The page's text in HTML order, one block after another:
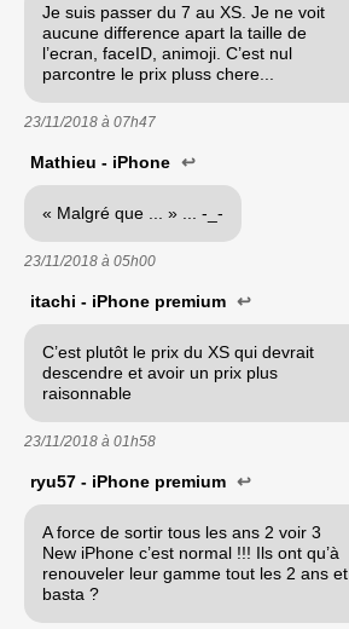
Je suis passer du 7 au XS. Je ne voit
aucune difference apart la taille de
l’ecran, faceID, animoji. C’est nul
parcontre le prix pluss chere...
23/11/2018 à 07h47
Mathieu - iPhone ↩
« Malgré que ... » ... -_-
23/11/2018 à 05h00
itachi - iPhone premium ↩
C’est plutôt le prix du XS qui devrait
descendre et avoir un prix plus
raisonnable
23/11/2018 à 01h58
ryu57 - iPhone premium ↩
A force de sortir tous les ans 2 voir 3
New iPhone c’est normal !!! Ils ont qu’à
renouveler leur gamme tout les 2 ans et
basta ?